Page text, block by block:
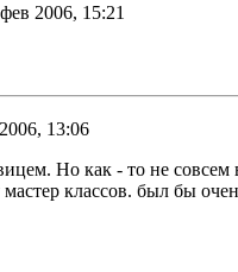
2006, 15:21
13:06
Но как - то не совсем
классов. был бы